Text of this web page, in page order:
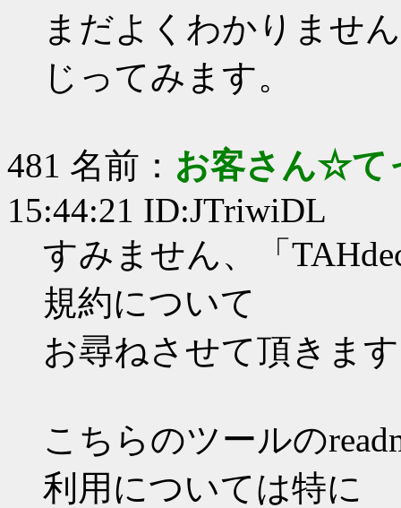
まだよくわかりませ
じってみます。
481 名前： お客さん☆て
15:44:21 ID:JTriwiDL
すみません、「
規約について
お尋ねさせて頂きま
こちらのツールの
利用については特に